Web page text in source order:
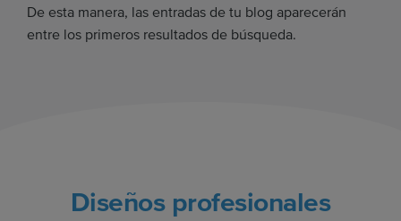
De esta manera, las entradas de tu blog aparecerán
entre los primeros resultados de búsqueda.
Diseños profesionales